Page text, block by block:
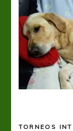
TORNEOS